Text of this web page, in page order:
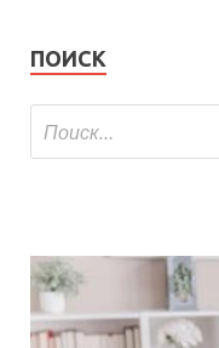
ПОИСК